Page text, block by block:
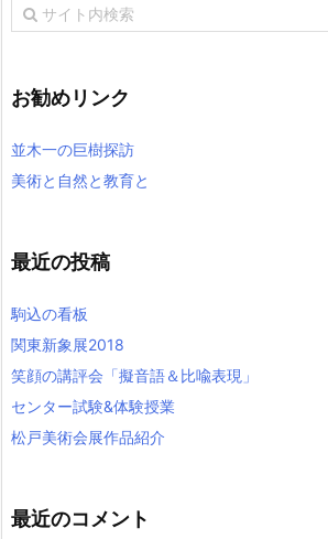
お勧めリンク
並木一の巨樹探訪
美術と自然と教育と
最近の投稿
駒込の看板
関東新象展2018
笑顔の講評会「擬音語＆比喩表現」
センター試験&体験授業
松戸美術会展作品紹介
最近のコメント